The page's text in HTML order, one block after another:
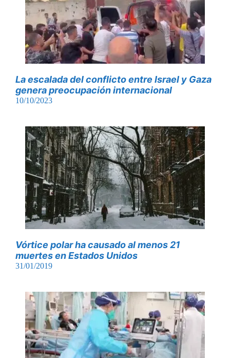
La escalada del conflicto entre Israel y Gaza
genera preocupación internacional
10/10/2023
Vórtice polar ha causado al menos 21
muertes en Estados Unidos
31/01/2019